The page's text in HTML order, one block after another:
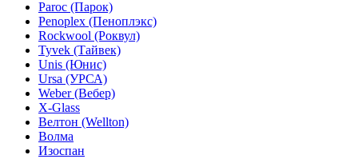
Paroc (Парок)
Penoplex (Пеноплэкс)
Rockwool (Роквул)
Tyvek (Тайвек)
Unis (Юнис)
Ursa (УРСА)
Weber (Вебер)
X-Glass
Велтон (Wellton)
Волма
Изоспан